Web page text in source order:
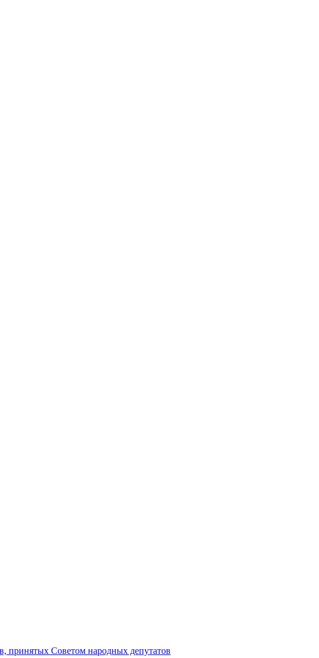
принятых Советом народных депутатов